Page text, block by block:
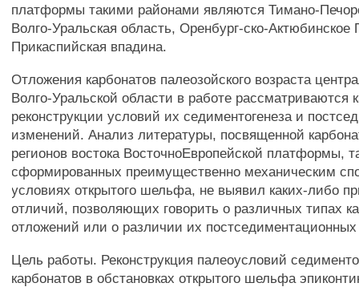
платформы такими районами являются Тимано-
Волго-Уральская область, Оренбург-ско-Актюбинское
Прикаспийская впадина.
Отложения карбонатов палеозойского возраста
Волго-Уральской области в работе рассматриваются
реконструкции условий их седиментогенеза и
изменений. Анализ литературы, посвященной
регионов востока ВосточноЕвропейской платформы,
сформированных преимущественно механическим
условиях открытого шельфа, не выявил каких-либо
отличий, позволяющих говорить о различных типах
отложений или о различии их
Цель работы. Реконструкция палеоусловий
карбонатов в обстановках открытого шельфа